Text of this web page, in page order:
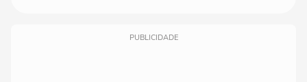
PUBLICIDADE